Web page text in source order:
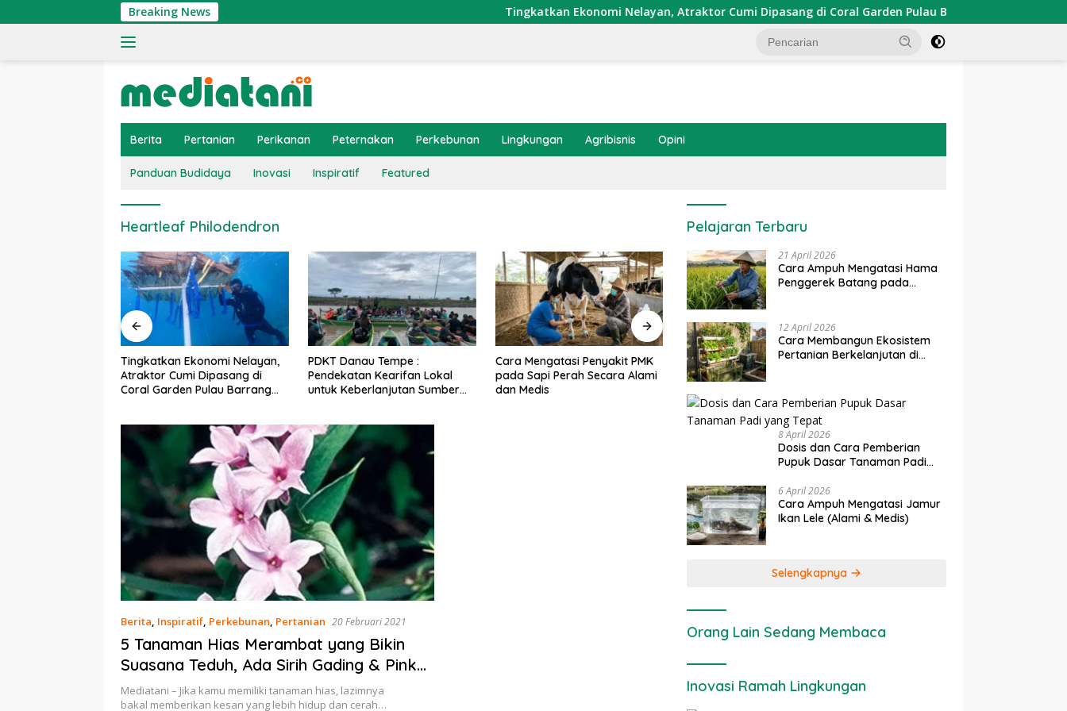
ke
Breaking News Tingkatkan Ekonomi Nelayan, Atraktor Cumi Dipasang di Coral Garden Pulau Barrang Caddi
Berita Pertanian Perikanan Peternakan Perkebunan Lingkungan Agribisnis Opini
Panduan Budidaya Inovasi Inspiratif Featured
Heartleaf Philodendron
Tingkatkan Ekonomi Nelayan,
Atraktor Cumi Dipasang di
Coral Garden Pulau Barrang
PDKT Danau Tempe :
Pendekatan Kearifan Lokal
untuk Keberlanjutan Sumber
Cara Mengatasi Penyakit PMK
pada Sapi Perah Secara Alami
dan Medis
Dosis dan Cara Pemupukan
Tanaman Padi pada Fase
Penerapan IoT dalam
Pertanian Modern di Indonesia
Berita, Inspiratif, Perkebunan, Pertanian 20 Februari 2021
5 Tanaman Hias Merambat yang Bikin
Suasana Teduh, Ada Sirih Gading & Pink
Jasmine (P-1)
Mediatani – Jika kamu memiliki tanaman hias, lazimnya
bakal memberikan kesan yang lebih hidup dan cerah…
Pelajaran Terbaru
21 April 2026
Cara Ampuh Mengatasi Hama
Penggerek Batang pada
12 April 2026
Cara Membangun Ekosistem
Pertanian Berkelanjutan di
8 April 2026
Dosis dan Cara Pemberian
Pupuk Dasar Tanaman Padi
6 April 2026
Cara Ampuh Mengatasi Jamur
Ikan Lele (Alami & Medis)
Selengkapnya
Orang Lain Sedang Membaca
Inovasi Ramah Lingkungan